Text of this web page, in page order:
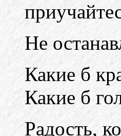
Не
Какие б
Какие б
Радость,